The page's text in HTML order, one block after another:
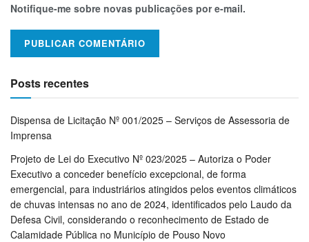
Notifique-me sobre novas publicações por e-mail.
Posts recentes
Dispensa de Licitação Nº 001/2025 – Serviços de Assessoria de
Imprensa
Projeto de Lei do Executivo Nº 023/2025 – Autoriza o Poder
Executivo a conceder benefício excepcional, de forma
emergencial, para industriários atingidos pelos eventos climáticos
de chuvas intensas no ano de 2024, identificados pelo Laudo da
Defesa Civil, considerando o reconhecimento de Estado de
Calamidade Pública no Município de Pouso Novo